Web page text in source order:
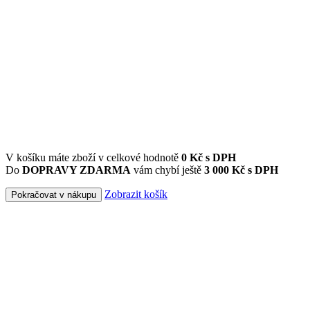
V košíku máte zboží v celkové hodnotě 0 Kč s DPH
Do DOPRAVY ZDARMA vám chybí ještě 3 000 Kč s DPH
Pokračovat v nákupu Zobrazit košík